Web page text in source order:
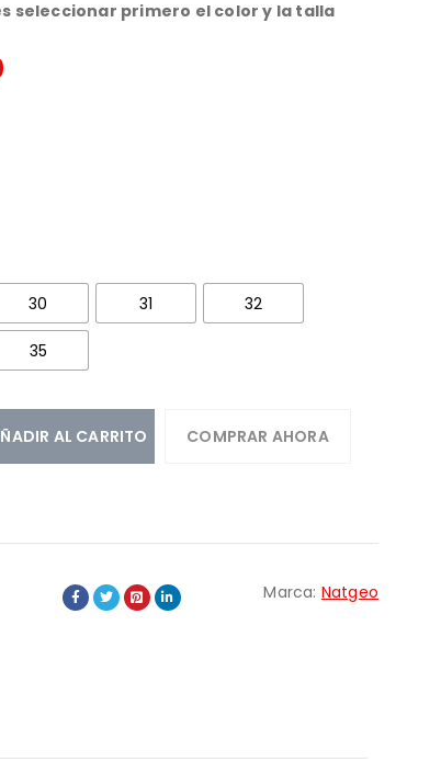
seleccionar primero el color y la talla
30 31 32
35
AL CARRITO COMPRAR AHORA
Marca: Natgeo